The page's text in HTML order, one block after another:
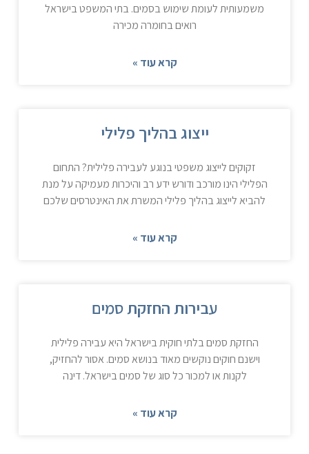
משמעותית לעומת שימוש בסמים. בתי המשפט בישראל
רואים בחומרה מכירה
קרא עוד »
ייצוג בהליך פלילי
זקוקים לייצוג משפטי בנוגע לעבירה פלילית? התחום
הפלילי הינו מורכב ודורש ידע רב והיכרות מעמיקה על מנת
להביא לייצוג בהליך פלילי המשרת את האינטרסים שלכם
קרא עוד »
עבירות החזקת סמים
החזקת סמים בלתי חוקית בישראל היא עבירה פלילית
וישנם חוקים נוקשים מאוד בנושא סמים. אסור להחזיק,
לקנות או למכור כל סוג של סמים בישראל. דינה
קרא עוד »